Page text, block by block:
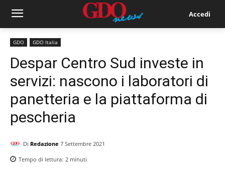
Accedi
GDO GDO Italia
Despar Centro Sud investe in
servizi: nascono i laboratori di
panetteria e la piattaforma di
pescheria
Di Redazione 7 Settembre 2021
Tempo di lettura: 2 minuti